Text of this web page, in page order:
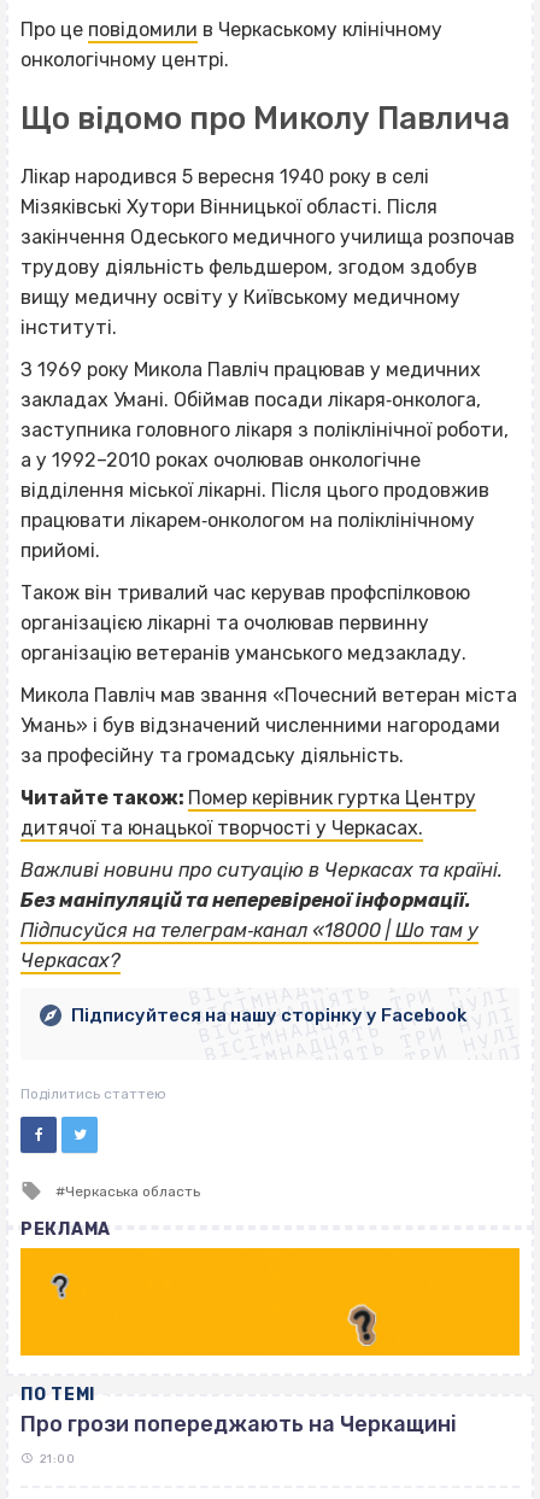
Про це повідомили в Черкаському клінічному
онкологічному центрі.
Що відомо про Миколу Павлича
Лікар народився 5 вересня 1940 року в селі
Мізяківські Хутори Вінницької області. Після
закінчення Одеського медичного училища розпочав
трудову діяльність фельдшером, згодом здобув
вищу медичну освіту у Київському медичному
інституті.
З 1969 року Микола Павліч працював у медичних
закладах Умані. Обіймав посади лікаря‐онколога,
заступника головного лікаря з поліклінічної роботи,
а у 1992–2010 роках очолював онкологічне
відділення міської лікарні. Після цього продовжив
працювати лікарем‐онкологом на поліклінічному
прийомі.
Також він тривалий час керував профспілковою
організацією лікарні та очолював первинну
організацію ветеранів уманського медзакладу.
Микола Павліч мав звання «Почесний ветеран міста
Умань» і був відзначений численними нагородами
за професійну та громадську діяльність.
Читайте також: Помер керівник гуртка Центру
дитячої та юнацької творчості у Черкасах.
Важливі новини про ситуацію в Черкасах та країні.
Без маніпуляцій та неперевіреної інформації.
Підписуйся на телеграм‐канал «18000 | Шо там у
Черкасах?
ВІСІМНАДЦЯТЬ ТРИ НУЛІ
ВІСІМНАДЦЯТЬ ТРИ НУЛІ
ВІСІМНАДЦЯТЬ ТРИ НУЛІ
ВІСІМНАДЦЯТЬ ТРИ НУЛІ
ВІСІМНАДЦЯТЬ ТРИ НУЛІ
ВІСІМНАДЦЯТЬ ТРИ НУЛІ
ВІСІМНАДЦЯТЬ ТРИ НУЛІ
ВІСІМНАДЦЯТЬ ТРИ НУЛІ
Підписуйтеся на нашу сторінку у Facebook
Поділитись статтею
Tagged
Черкаська область
РЕКЛАМА
ПО ТЕМІ
Про грози попереджають на Черкащині
21:00